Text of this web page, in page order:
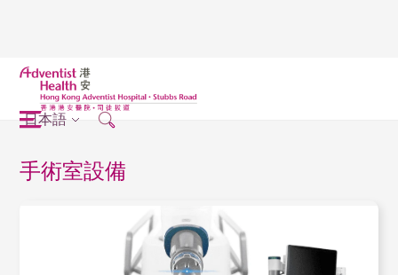
日本語
手術室設備